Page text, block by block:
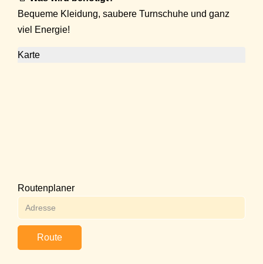
Bequeme Kleidung, saubere Turnschuhe und ganz
viel Energie!
Karte
Routenplaner
Route